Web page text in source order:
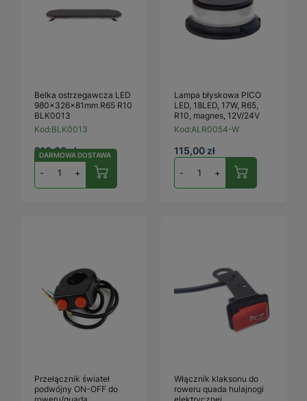
Belka ostrzegawcza LED
980x326x81mm R65 R10
BLK0013
Kod:BLK0013
910,00 zł
- +
DARMOWA DOSTAWA
Lampa błyskowa PICO
LED, 18LED, 17W, R65,
R10, magnes, 12V/24V
Kod:ALR0054-W
115,00 zł
- +
Przełącznik świateł
podwójny ON-OFF do
Włącznik klaksonu do
roweru quada hulajnogi